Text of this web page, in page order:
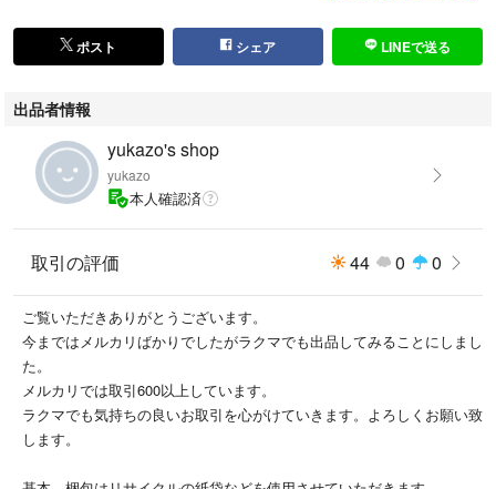
ポスト シェア LINEで送る
出品者情報
yukazo's shop
yukazo
本人確認済
取引の評価 44 0 0
ご覧いただきありがとうございます。
今まではメルカリばかりでしたがラクマでも出品してみることにしまし
た。
メルカリでは取引600以上しています。
ラクマでも気持ちの良いお取引を心がけていきます。よろしくお願い致
します。